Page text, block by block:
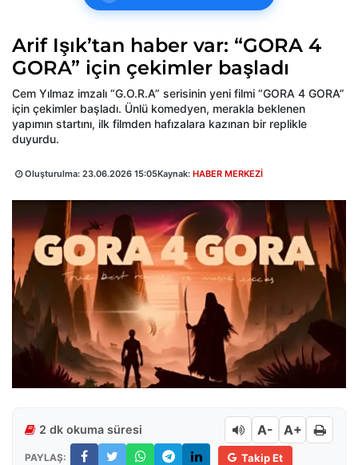
Arif Işık’tan haber var: “GORA 4
GORA” için çekimler başladı
Cem Yılmaz imzalı “G.O.R.A” serisinin yeni filmi “GORA 4 GORA”
için çekimler başladı. Ünlü komedyen, merakla beklenen
yapımın startını, ilk filmden hafızalara kazınan bir replikle
duyurdu.
Oluşturulma: 23.06.2026 15:05Kaynak: HABER MERKEZİ
2 dk okuma süresi A- A+
PAYLAŞ: Takip Et